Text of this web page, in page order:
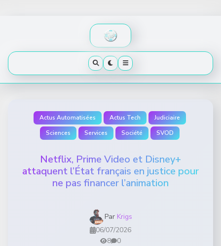
Actus Automatisées Actus Tech
Judiciaire
Sciences
Services Société SVOD
Netflix, Prime Video et Disney+
attaquent l’État français en justice pour
ne pas financer l’animation
Par Krigs
06/07/2026
8
0